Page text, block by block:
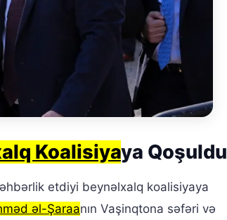
Koalisiyaya Qoşuldu
etdiyi beynəlxalq koalisiyaya
əl-Şaraanın Vaşinqtona səfəri və